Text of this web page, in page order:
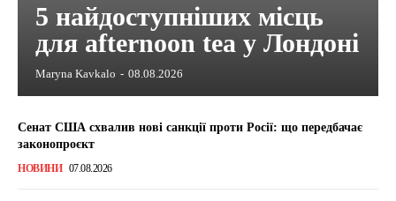
5 найдоступніших місць
для afternoon tea у Лондоні
Maryna Kavkalo - 08.08.2026
Сенат США схвалив нові санкції проти Росії: що передбачає
законопроєкт
НОВИНИ 07.08.2026